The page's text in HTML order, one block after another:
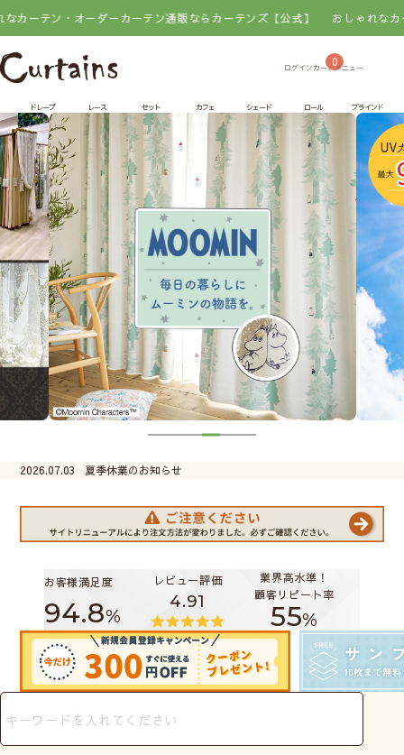
ーダーカーテン通販ならカーテンズ【公式】 おしゃれなカーテン・オ
0
ドレープ レース セット カフェ シェード ロール ブラインド
2026.07.03 夏季休業のお知らせ
お客様満足度
94.8%
レビュー評価
4.91
業界高水準！
顧客リピート率
55%